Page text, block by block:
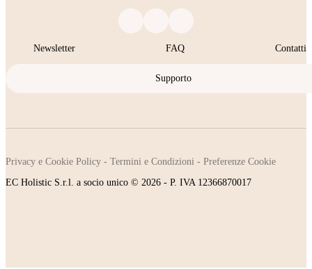
Newsletter FAQ Contatti
Supporto
Privacy e Cookie Policy - Termini e Condizioni - Preferenze Cookie
EC Holistic S.r.l. a socio unico © 2026 - P. IVA 12366870017